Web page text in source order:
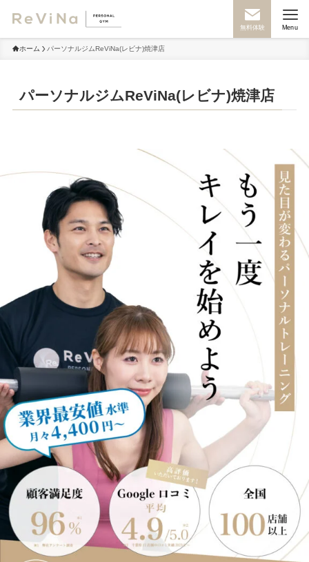
無料体験 Menu
ホーム パーソナルジムReViNa(レビナ)焼津店
パーソナルジムReViNa(レビナ)焼津店